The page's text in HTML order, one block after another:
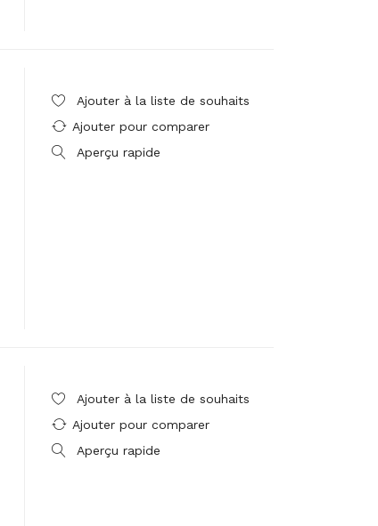
Ajouter à la liste de souhaits
Ajouter pour comparer
Aperçu rapide
Ajouter à la liste de souhaits
Ajouter pour comparer
Aperçu rapide